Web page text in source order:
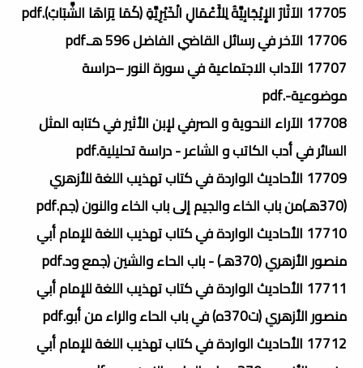
17705 الآثَارُ الإِيْجَابِيَّةُ لِلأَعْمَالِ الْخَيْرِيَّةِ (كَمَا يَرَاهَا الشَّبَابُ).pdf
17706 الآخر في رسائل القاضي الفاضل 596 هـ.pdf
17707 الآداب الاجتماعية في سورة النور –دراسة
موضوعية-.pdf
17708 الآراء النحوية و الصرفي لإبن الأثير في كتابه المثل
السائر في أدب الكاتب و الشاعر - دراسة تحليلية.pdf
17709 الأحاديث الواردة في كتاب تهذيب اللغة للأزهري
(370هـ)من باب الخاء والجيم إلى باب الخاء والنون (جم.pdf
17710 الأحاديث الواردة في كتاب تهذيب اللغة للإمام أبي
منصور الأزهري (370هـ) - باب الحاء والشين (جمع ود.pdf
17711 الأحاديث الواردة في كتاب تهذيب اللغة للإمام أبي
منصور الأزهري (ت370ه) في باب الحاء والراء من أبو.pdf
17712 الأحاديث الواردة في كتاب تهذيب اللغة للإمام أبي